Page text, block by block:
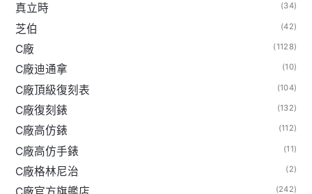
真立時 (34)
芝伯 (42)
C廠 (1128)
C廠迪通拿 (10)
C廠頂級復刻表 (104)
C廠復刻錶 (132)
C廠高仿錶 (112)
C廠高仿手錶 (11)
C廠格林尼治 (2)
(242)